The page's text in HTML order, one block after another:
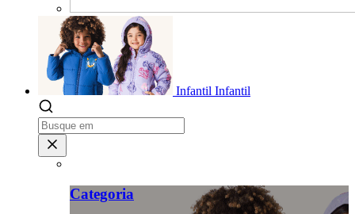
Infantil Infantil
Categoria